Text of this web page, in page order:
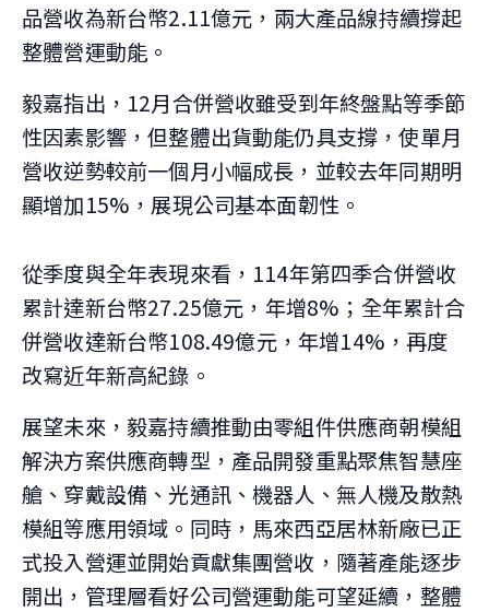
品營收為新台幣2.11億元，兩大產品線持續撐起
整體營運動能。
毅嘉指出，12月合併營收雖受到年終盤點等季節
性因素影響，但整體出貨動能仍具支撐，使單月
營收逆勢較前一個月小幅成長，並較去年同期明
顯增加15%，展現公司基本面韌性。
從季度與全年表現來看，114年第四季合併營收
累計達新台幣27.25億元，年增8%；全年累計合
併營收達新台幣108.49億元，年增14%，再度
改寫近年新高紀錄。
展望未來，毅嘉持續推動由零組件供應商朝模組
解決方案供應商轉型，產品開發重點聚焦智慧座
艙、穿戴設備、光通訊、機器人、無人機及散熱
模組等應用領域。同時，馬來西亞居林新廠已正
式投入營運並開始貢獻集團營收，隨著產能逐步
開出，管理層看好公司營運動能可望延續，整體